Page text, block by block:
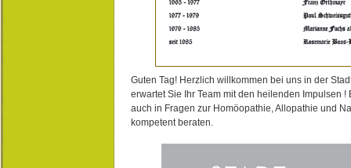
Guten Tag! Herzlich willkommen bei uns in der
erwartet Sie Ihr Team mit den heilenden Impulsen !
auch in Fragen zur Homöopathie, Allopathie und
kompetent beraten.